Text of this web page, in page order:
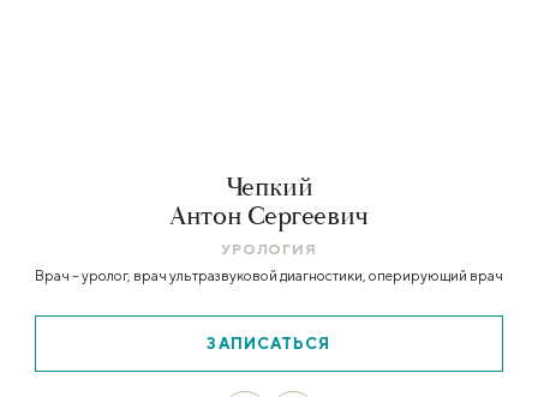
Чепкий
Антон Сергеевич
УРОЛОГИЯ
Врач – уролог, врач ультразвуковой диагностики, оперирующий врач
ЗАПИСАТЬСЯ